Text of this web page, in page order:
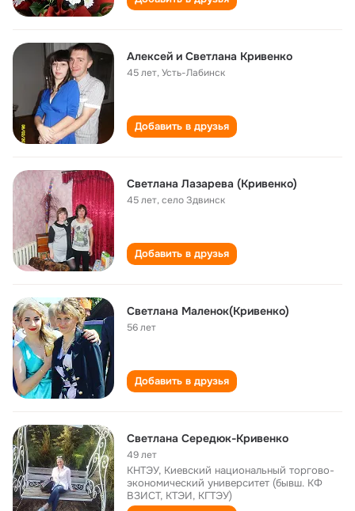
Алексей и Светлана Кривенко
45 лет,Усть-Лабинск
Добавить в друзья
Светлана Лазарева (Кривенко)
45 лет,село Здвинск
Добавить в друзья
Светлана Маленок(Кривенко)
56 лет
Добавить в друзья
Светлана Середюк-Кривенко
49 лет
КНТЭУ, Киевский национальный торгово-
экономический университет (бывш. КФ
ВЗИСТ, КТЭИ, КГТЭУ)